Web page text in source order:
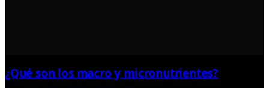
¿Qué son los macro y micronutrientes?